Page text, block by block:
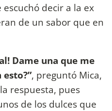
decir a la ex
de un sabor que en
Dame una que me
, preguntó Mica,
respuesta, pues
de los dulces que